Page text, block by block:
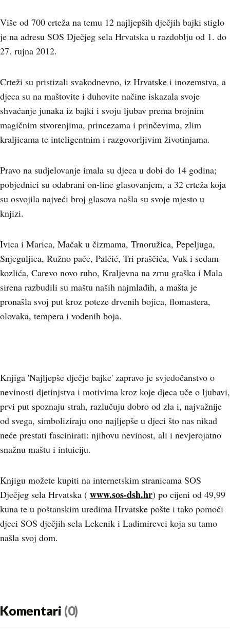
Više od 700 crteža na temu 12 najljepših dječjih bajki stiglo
je na adresu SOS Dječjeg sela Hrvatska u razdoblju od 1. do
27. rujna 2012.
Crteži su pristizali svakodnevno, iz Hrvatske i inozemstva, a
djeca su na maštovite i duhovite načine iskazala svoje
shvaćanje junaka iz bajki i svoju ljubav prema brojnim
magičnim stvorenjima, princezama i prinčevima, zlim
kraljicama te inteligentnim i razgovorljivim životinjama.
Pravo na sudjelovanje imala su djeca u dobi do 14 godina;
pobjednici su odabrani on-line glasovanjem, a 32 crteža koja
su osvojila najveći broj glasova našla su svoje mjesto u
knjizi.
Ivica i Marica, Mačak u čizmama, Trnoružica, Pepeljuga,
Snjeguljica, Ružno pače, Palčić, Tri praščića, Vuk i sedam
kozlića, Carevo novo ruho, Kraljevna na zrnu graška i Mala
sirena razbudili su maštu naših najmlađih, a mašta je
pronašla svoj put kroz poteze drvenih bojica, flomastera,
olovaka, tempera i vodenih boja.
Knjiga 'Najljepše dječje bajke' zapravo je svjedočanstvo o
nevinosti djetinjstva i motivima kroz koje djeca uče o ljubavi,
prvi put spoznaju strah, razlučuju dobro od zla i, najvažnije
od svega, simboliziraju ono najljepše u djeci što nas nikad
neće prestati fascinirati: njihovu nevinost, ali i nevjerojatno
snažnu maštu i intuiciju.
Knjigu možete kupiti na internetskim stranicama SOS
Dječjeg sela Hrvatska ( www.sos-dsh.hr) po cijeni od 49,99
kuna te u poštanskim uredima Hrvatske pošte i tako pomoći
djeci SOS dječjih sela Lekenik i Ladimirevci koja su tamo
našla svoj dom.
Komentari (0)